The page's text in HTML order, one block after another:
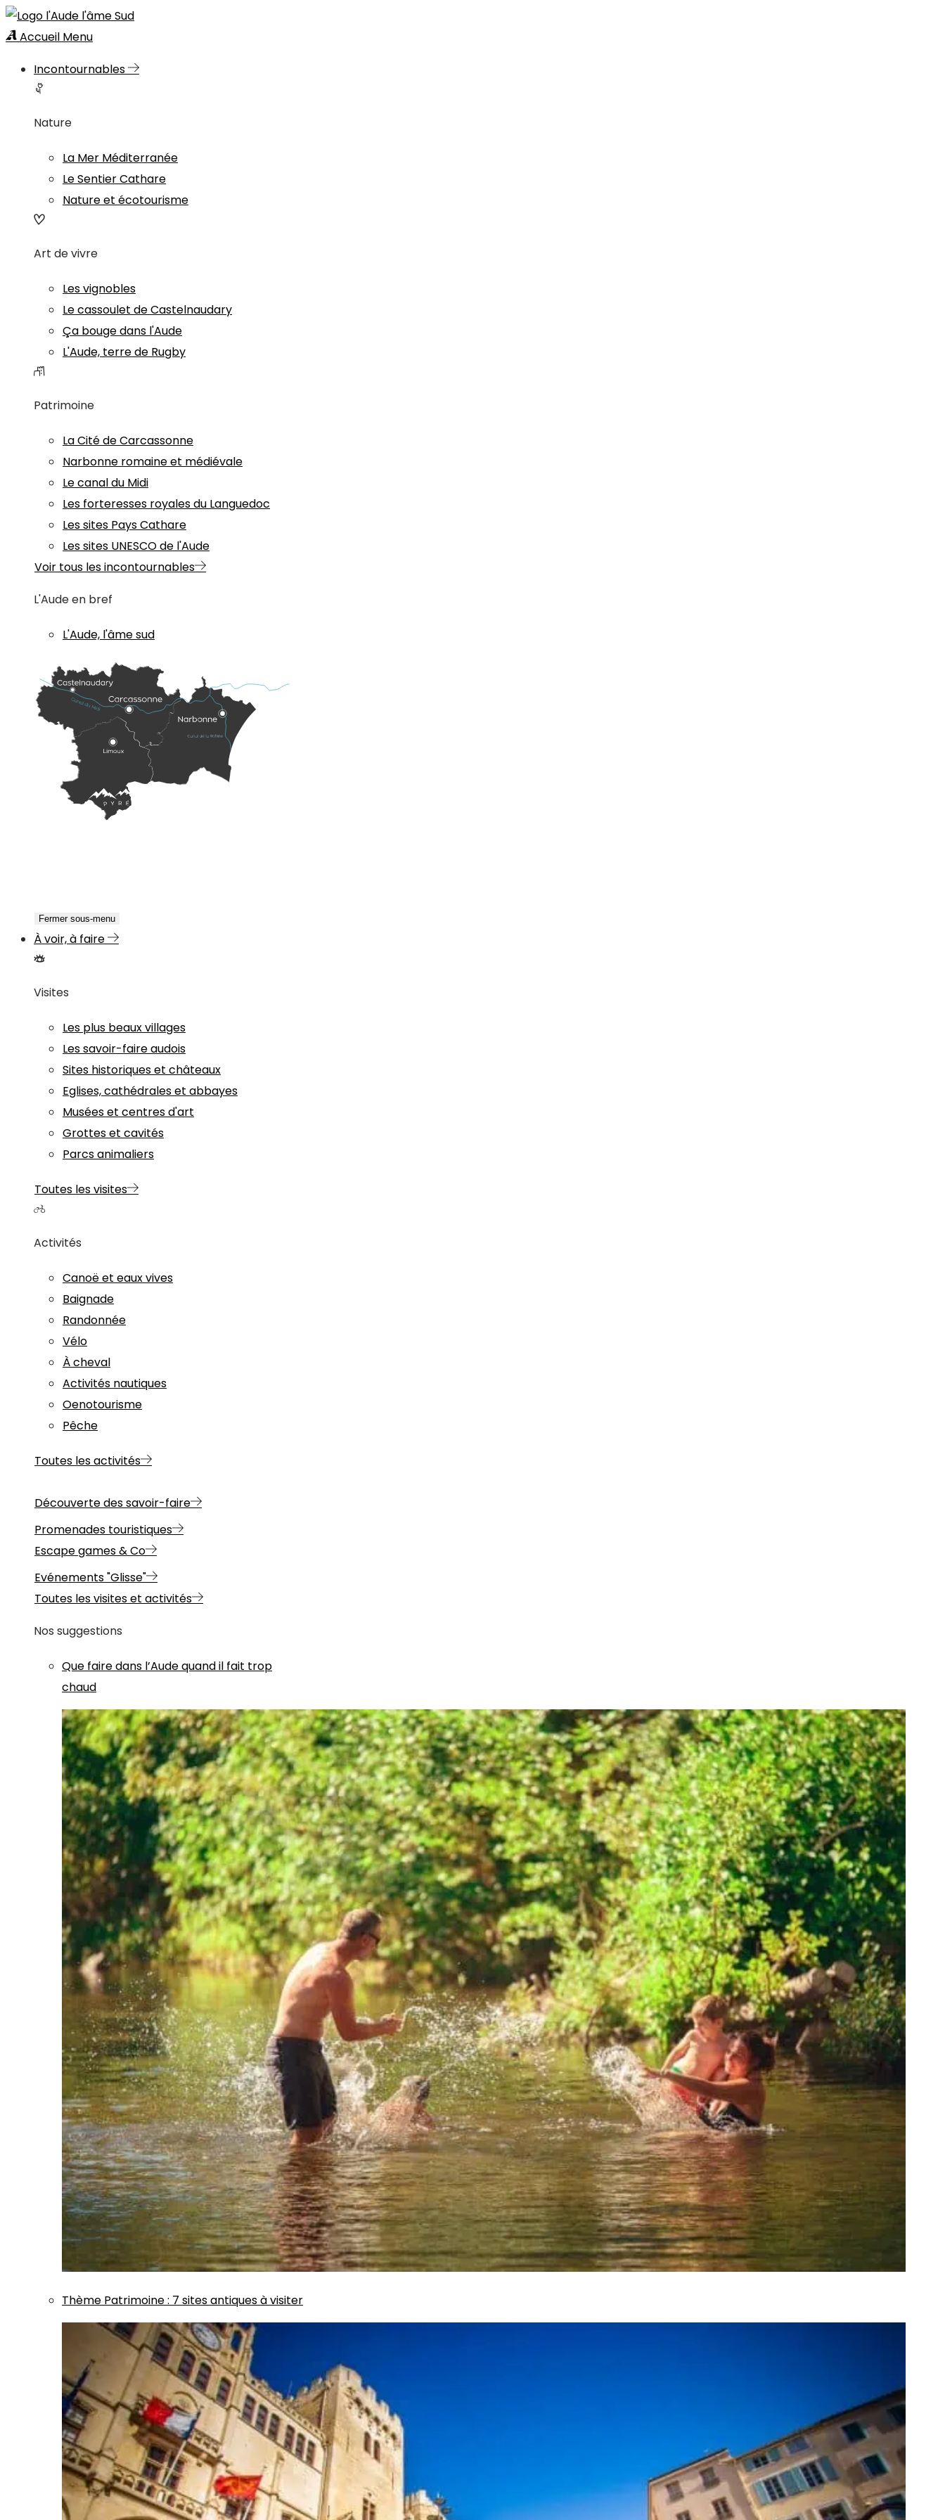
Accueil Menu
Incontournables
Nature
La Mer Méditerranée
Le Sentier Cathare
Nature et écotourisme
Art de vivre
Les vignobles
Le cassoulet de Castelnaudary
Ça bouge dans l'Aude
L'Aude, terre de Rugby
Patrimoine
La Cité de Carcassonne
Narbonne romaine et médiévale
Le canal du Midi
Les forteresses royales du Languedoc
Les sites Pays Cathare
Les sites UNESCO de l'Aude
Voir tous les incontournables
L'Aude en bref
L'Aude, l'âme sud
Fermer sous-menu
À voir, à faire
Visites
Les plus beaux villages
Les savoir-faire audois
Sites historiques et châteaux
Eglises, cathédrales et abbayes
Musées et centres d'art
Grottes et cavités
Parcs animaliers
Toutes les visites
Activités
Canoë et eaux vives
Baignade
Randonnée
Vélo
À cheval
Activités nautiques
Oenotourisme
Pêche
Toutes les activités
Découverte des savoir-faire
Promenades touristiques
Escape games & Co
Evénements "Glisse"
Toutes les visites et activités
Nos suggestions
Que faire dans l’Aude quand il fait trop
chaud
Thème Patrimoine: 7 sites antiques à visiter